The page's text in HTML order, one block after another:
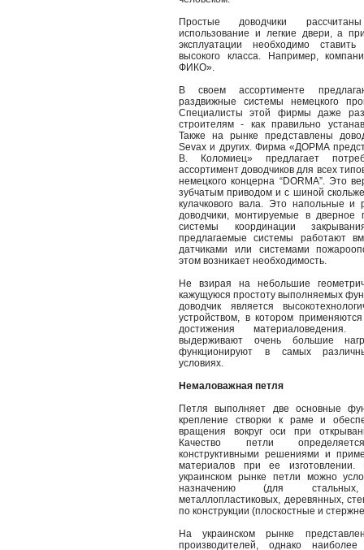
Простые доводчики
использование и легкие двери, а
эксплуатации необходимо
высокого класса. Например,
ФИКО».
В своем ассортименте
раздвижные системы немецкого
Специалисты этой фирмы даже
строителям - как правильно
Также на рынке представлены
Sevax и других. Фирма «ДОРМА
В. Коломиец» предлагает
ассортимент доводчиков для всех
немецкого концерна “DORMA”. Это
зубчатым приводом и с шиной
кулачкового вала. Это напольные и
доводчики, монтируемые в дверное
системы координации
предлагаемые системы работают
датчиками или системами
этом возникает необходимость.
Не взирая на небольшие
кажущуюся простоту выполняемых
доводчик является
устройством, в котором
достижения материаловедения.
выдерживают очень большие
функционируют в самых
условиях.
Немаловажная петля
Петля выполняет две основные
крепление створки к раме и
вращения вокруг оси при
Качество петли
конструктивными решениями и
материалов при ее изготовлении.
украинском рынке петли можно
назначению (для стальных,
металлопластиковых, деревянных,
по конструкции (плоскостные и
На украинском рынке
производителей, однако